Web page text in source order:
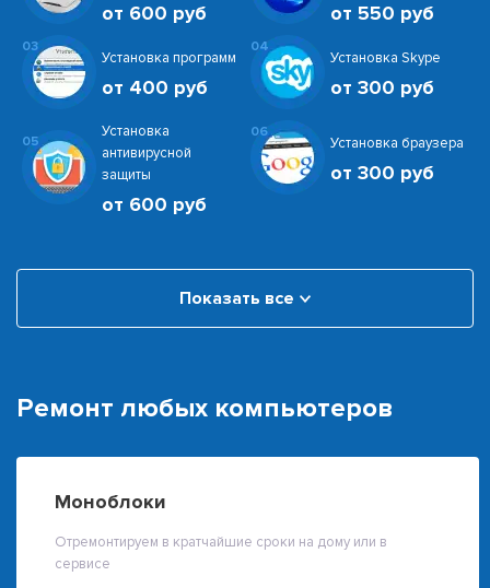
от 600 руб от 550 руб
03
Установка программ
от 400 руб
04
Установка Skype
от 300 руб
05
Установка
антивирусной
защиты
от 600 руб
06
Установка браузера
от 300 руб
Показать все
Ремонт любых компьютеров
Моноблоки
Отремонтируем в кратчайшие сроки на дому или в
сервисе